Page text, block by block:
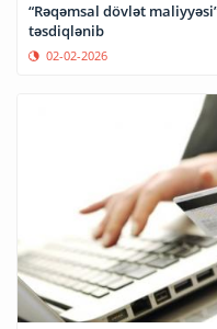
“Rəqəmsal dövlət
təsdiqlənib
02-02-2026